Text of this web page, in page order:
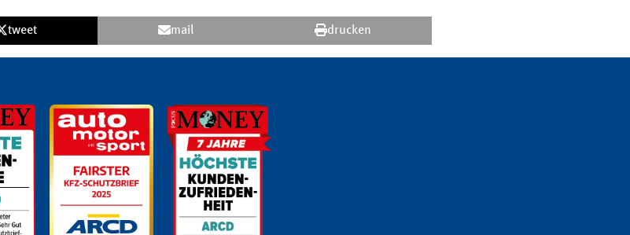
tweet mail drucken